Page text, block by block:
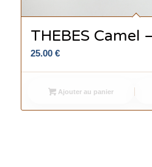
THEBES Camel
25.00 €
Ajouter au panier